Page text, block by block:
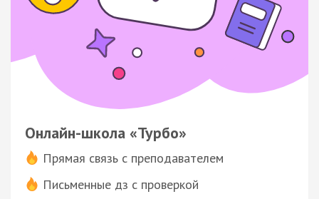
Онлайн-школа «Турбо»
Прямая связь с преподавателем
Письменные дз с проверкой